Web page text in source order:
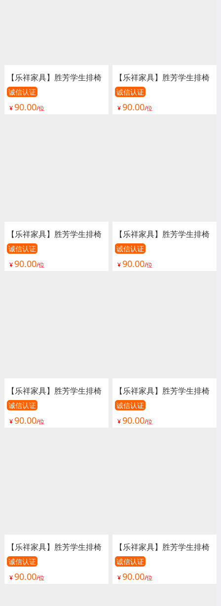
【乐祥家具】胜芳学生排椅
批发 礼堂椅 阶梯教室排椅
联排课桌椅 学生排椅 看台
诚信认证
¥ 90.00/位
【乐祥家具】胜芳学生排椅
批发 礼堂椅 阶梯教室排椅
联排课桌椅 学生排椅 看台
诚信认证
¥ 90.00/位
【乐祥家具】胜芳学生排椅
批发 礼堂椅 阶梯教室排椅
联排课桌椅 学生排椅 看台
诚信认证
¥ 90.00/位
【乐祥家具】胜芳学生排椅
批发 礼堂椅 阶梯教室排椅
联排课桌椅 学生排椅 看台
诚信认证
¥ 90.00/位
【乐祥家具】胜芳学生排椅
批发 礼堂椅 阶梯教室排椅
联排课桌椅 学生排椅 看台
诚信认证
¥ 90.00/位
【乐祥家具】胜芳学生排椅
批发 礼堂椅 阶梯教室排椅
联排课桌椅 学生排椅 看台
诚信认证
¥ 90.00/位
【乐祥家具】胜芳学生排椅
批发 礼堂椅 阶梯教室排椅
联排课桌椅 学生排椅 看台
诚信认证
¥ 90.00/位
【乐祥家具】胜芳学生排椅
批发 礼堂椅 阶梯教室排椅
联排课桌椅 学生排椅 看台
诚信认证
¥ 90.00/位